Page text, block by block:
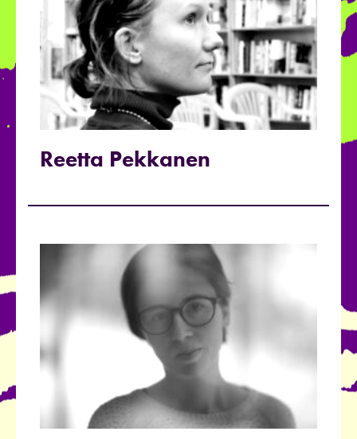
Reetta Pekkanen